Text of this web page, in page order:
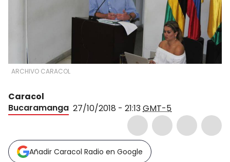
ARCHIVO CARACOL
Caracol
Bucaramanga 27/10/2018 - 21:13GMT-5
Añadir Caracol Radio en Google